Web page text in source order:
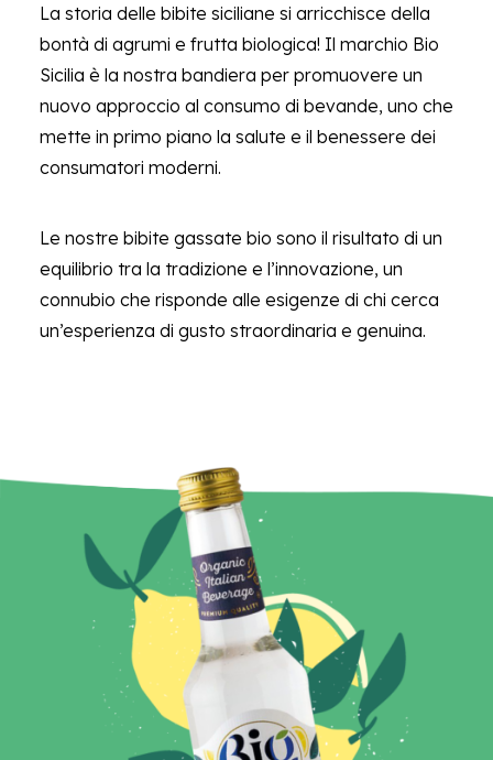
La storia delle bibite siciliane si arricchisce della
bontà di agrumi e frutta biologica! Il marchio Bio
Sicilia è la nostra bandiera per promuovere un
nuovo approccio al consumo di bevande, uno che
mette in primo piano la salute e il benessere dei
consumatori moderni.
Le nostre bibite gassate bio sono il risultato di un
equilibrio tra la tradizione e l’innovazione, un
connubio che risponde alle esigenze di chi cerca
un’esperienza di gusto straordinaria e genuina.